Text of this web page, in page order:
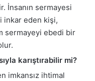
İnsanın sermayesi
inkar eden kişi,
sermayeyi ebedi bir
karıştırabilir mi?
imkansız ihtimal